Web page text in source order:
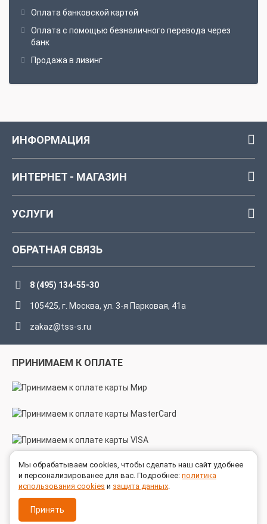
Оплата банковской картой
Оплата с помощью безналичного перевода через
банк
Продажа в лизинг
ИНФОРМАЦИЯ
ИНТЕРНЕТ - МАГАЗИН
УСЛУГИ
ОБРАТНАЯ СВЯЗЬ
8 (495) 134-55-30
105425, г. Москва, ул. 3-я Парковая, 41а
zakaz@tss-s.ru
ПРИНИМАЕМ К ОПЛАТЕ
МЫ В СОЦСЕТЯХ
Мы обрабатываем cookies, чтобы сделать наш сайт удобнее
и персонализированее для вас. Подробнее: политика
использования cookies и защита данных.
Принять